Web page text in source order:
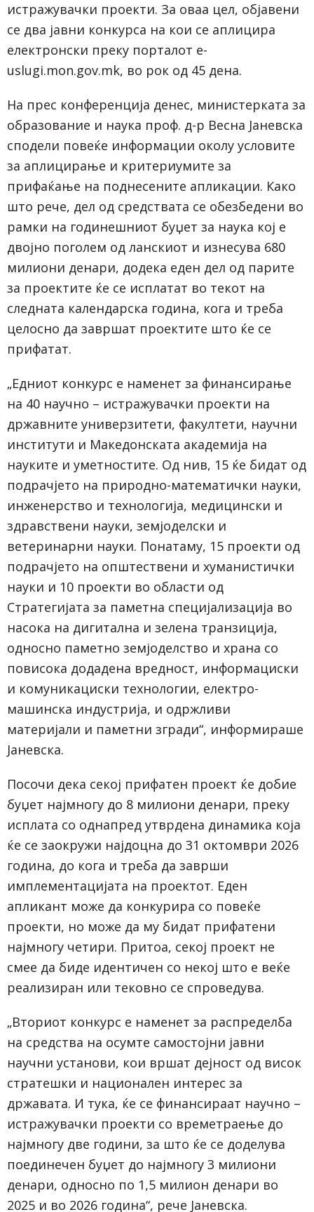
истражувачки проекти. За оваа цел, објавени
се два јавни конкурса на кои се аплицира
електронски преку порталот e-
uslugi.mon.gov.mk, во рок од 45 дена.
На прес конференција денес, министерката за
образование и наука проф. д-р Весна Јаневска
сподели повеќе информации околу условите
за аплицирање и критериумите за
прифаќање на поднесените апликации. Како
што рече, дел од средствата се обезбедени во
рамки на годинешниот буџет за наука кој е
двојно поголем од ланскиот и изнесува 680
милиони денари, додека еден дел од парите
за проектите ќе се исплатат во текот на
следната календарска година, кога и треба
целосно да завршат проектите што ќе се
прифатат.
„Едниот конкурс е наменет за финансирање
на 40 научно – истражувачки проекти на
државните универзитети, факултети, научни
институти и Македонската академија на
науките и уметностите. Од нив, 15 ќе бидат од
подрачјето на природно-математички науки,
инженерство и технологија, медицински и
здравствени науки, земјоделски и
ветеринарни науки. Понатаму, 15 проекти од
подрачјето на општествени и хуманистички
науки и 10 проекти во области од
Стратегијата за паметна специјализација во
насока на дигитална и зелена транзиција,
односно паметно земјоделство и храна со
повисока додадена вредност, информациски
и комуникациски технологии, електро-
машинска индустрија, и одржливи
материјали и паметни згради“, информираше
Јаневска.
Посочи дека секој прифатен проект ќе добие
буџет најмногу до 8 милиони денари, преку
исплата со однапред утврдена динамика која
ќе се заокружи најдоцна до 31 октомври 2026
година, до кога и треба да заврши
имплементацијата на проектот. Еден
апликант може да конкурира со повеќе
проекти, но може да му бидат прифатени
најмногу четири. Притоа, секој проект не
смее да биде идентичен со некој што е веќе
реализиран или тековно се спроведува.
„Вториот конкурс е наменет за распределба
на средства на осумте самостојни јавни
научни установи, кои вршат дејност од висок
стратешки и национален интерес за
државата. И тука, ќе се финансираат научно –
истражувачки проекти со времетраење до
најмногу две години, за што ќе се доделува
поединечен буџет до најмногу 3 милиони
денари, односно по 1,5 милион денари во
2025 и во 2026 година“, рече Јаневска.